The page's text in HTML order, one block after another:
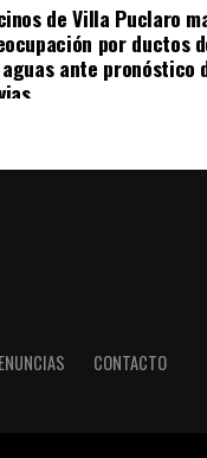
de Villa Puclaro
por ductos
ante pronóstico
CONTACTO